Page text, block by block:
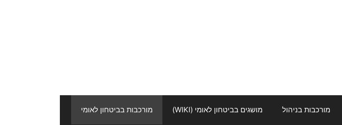
מורכבות בניהול מושגים בביטחון לאומי (WIKI) מורכבות בביטחון לאומי